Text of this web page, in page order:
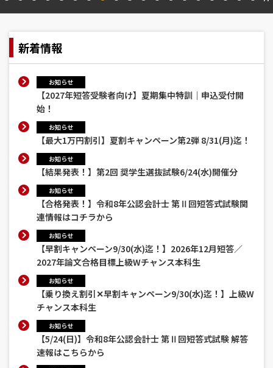
新着情報
お知らせ
【2027年短答受験者向け】夏期集中特訓｜申込受付開
始！
お知らせ
【最大1万円割引】夏割キャンペーン第2弾 8/31(月)迄！
お知らせ
【結果発表！】第2回 奨学生選抜試験6/24(水)開催分
お知らせ
【合格発表！】令和8年公認会計士 第Ⅱ回短答式試験関
連情報はコチラから
お知らせ
【早割キャンペーン9/30(水)迄！】2026年12月短答／
2027年論文合格目標上級Wチャンス本科生
お知らせ
【乗り換え割引✕早割キャンペーン9/30(水)迄！】上級W
チャンス本科生
お知らせ
【5/24(日)】令和8年公認会計士 第Ⅱ回短答式試験 解答
速報はこちらから